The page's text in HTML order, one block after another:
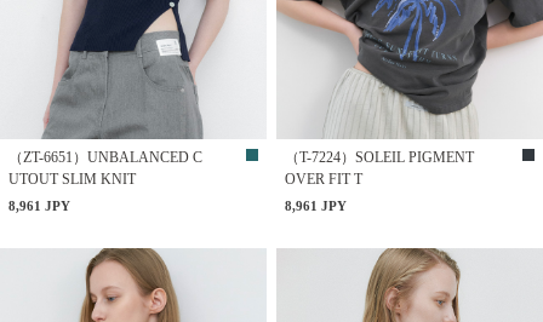
（ZT-6651）UNBALANCED C
UTOUT SLIM KNIT
8,961 JPY
（T-7224）SOLEIL PIGMENT
OVER FIT T
8,961 JPY